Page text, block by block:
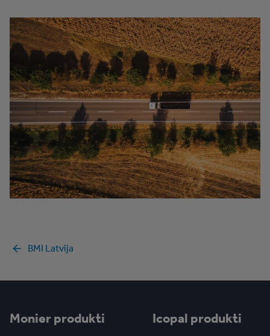
BMI Latvija
Monier produkti Icopal produkti